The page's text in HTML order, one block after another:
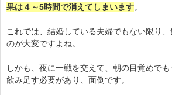
果は４～5時間で消えてしまいます。
これでは、結婚している夫婦でもない限り
のが大変ですよね。
しかも、夜に一戦を交えて、朝の目覚めでも
飲み足す必要があり、面倒です。